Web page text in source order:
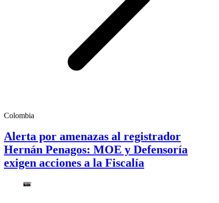
Colombia
Alerta por amenazas al registrador
Hernán Penagos: MOE y Defensoría
exigen acciones a la Fiscalía